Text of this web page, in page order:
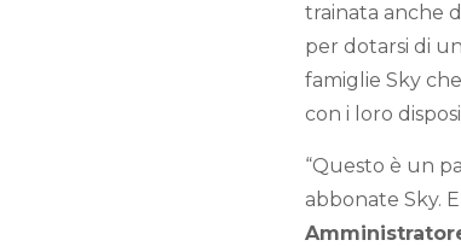
trainata anche
per dotarsi di
famiglie Sky
con i loro
“Questo è un
abbonate Sky.